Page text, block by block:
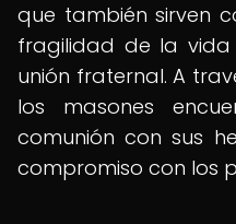
que también sirven
fragilidad de la
unión fraternal. A
los masones
comunión con sus
compromiso con los